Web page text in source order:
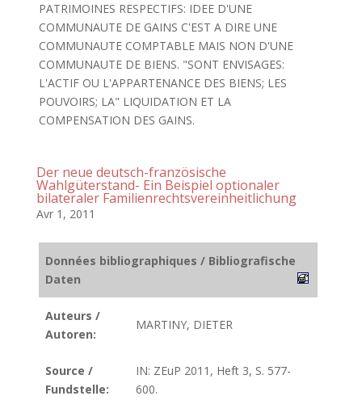
PATRIMOINES RESPECTIFS: IDEE D'UNE
COMMUNAUTE DE GAINS C'EST A DIRE UNE
COMMUNAUTE COMPTABLE MAIS NON D'UNE
COMMUNAUTE DE BIENS. "SONT ENVISAGES:
L'ACTIF OU L'APPARTENANCE DES BIENS; LES
POUVOIRS; LA" LIQUIDATION ET LA
COMPENSATION DES GAINS.
Der neue deutsch-französische
Wahlgüterstand- Ein Beispiel optionaler
bilateraler Familienrechtsvereinheitlichung
Avr 1, 2011
Données bibliographiques / Bibliografische
Daten
Auteurs /
Autoren:
MARTINY, DIETER
Source /
Fundstelle:
IN: ZEuP 2011, Heft 3, S. 577-
600.